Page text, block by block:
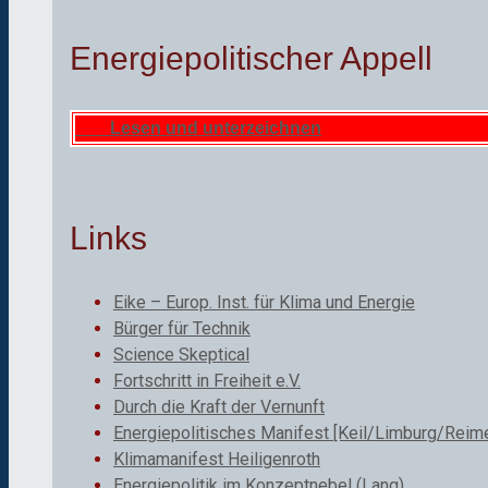
Energiepolitischer Appell
Lesen und unterzeichnen
Links
Eike – Europ. Inst. für Klima und Energie
Bürger für Technik
Science Skeptical
Fortschritt in Freiheit e.V.
Durch die Kraft der Vernunft
Energiepolitisches Manifest [Keil/Limburg/
Klimamanifest Heiligenroth